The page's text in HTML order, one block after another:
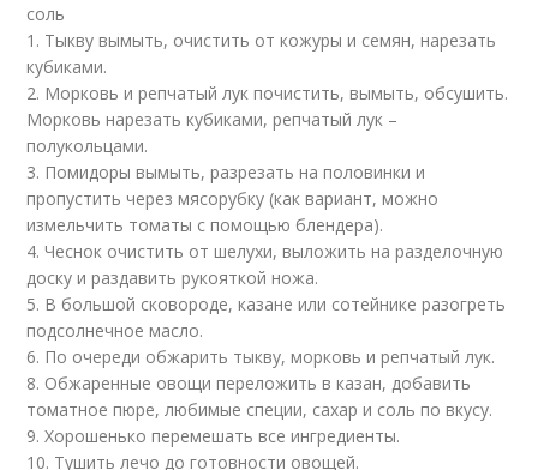
соль
1. Тыкву вымыть, очистить от кожуры и семян, нарезать
кубиками.
2. Морковь и репчатый лук почистить, вымыть, обсушить.
Морковь нарезать кубиками, репчатый лук –
полукольцами.
3. Помидоры вымыть, разрезать на половинки и
пропустить через мясорубку (как вариант, можно
измельчить томаты с помощью блендера).
4. Чеснок очистить от шелухи, выложить на разделочную
доску и раздавить рукояткой ножа.
5. В большой сковороде, казане или сотейнике разогреть
подсолнечное масло.
6. По очереди обжарить тыкву, морковь и репчатый лук.
8. Обжаренные овощи переложить в казан, добавить
томатное пюре, любимые специи, сахар и соль по вкусу.
9. Хорошенько перемешать все ингредиенты.
10. Тушить лечо до готовности овощей.